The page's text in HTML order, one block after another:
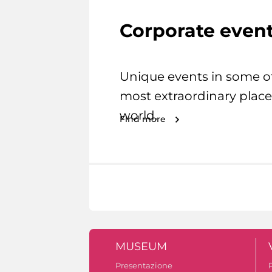
Corporate
Unique events in some
most extraordinary
world.
Find more
MUSEUM
Presentazione